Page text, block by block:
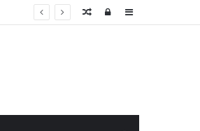
Sidebar
Log
Random